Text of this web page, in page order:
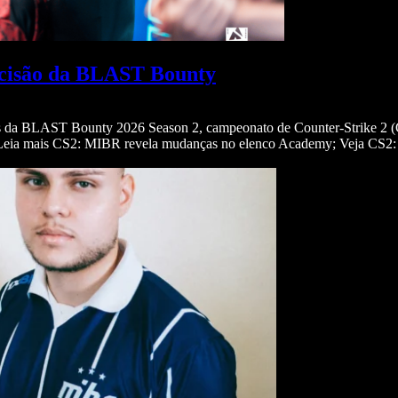
da BLAST Bounty
da BLAST Bounty 2026 Season 2, campeonato de Counter-Strike
mais CS2: MIBR revela mudanças no elenco Academy; Veja